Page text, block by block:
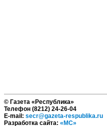
© Газета «Республика»
Телефон (8212) 24-26-04
E-mail: secr@gazeta-respublika.ru
Разработка сайта: «МС»